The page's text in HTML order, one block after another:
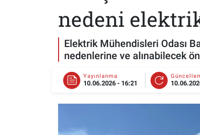
nedeni elektrik
Elektrik Mühendisleri Odası
nedenlerine ve alınabilecek
Yayınlanma
10.06.2026 - 16:21
MAGAZİN
TEKNOLOJİ
Eskişehir Trafik Yoğunluk Haritası
Süper Lig Puan Durumu ve Fikstür
Tüm Manşetler
Son Dakika Haberleri